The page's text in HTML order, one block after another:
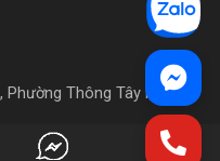
Thông Tây Hội, TP